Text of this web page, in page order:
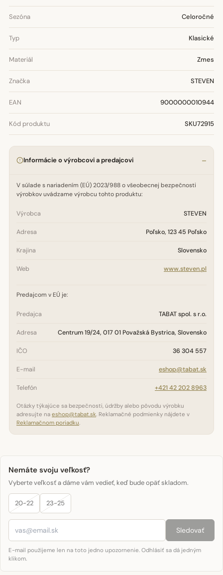
Sezóna Celoročné
Typ Klasické
Materiál Zmes
Značka STEVEN
EAN 9000000010944
Kód produktu SKU72915
Informácie o výrobcovi a predajcovi
V súlade s nariadením (EÚ) 2023/988 o všeobecnej bezpečnosti
výrobkov uvádzame výrobcu tohto produktu:
Výrobca STEVEN
Adresa Poľsko, 123 45 Poľsko
Krajina Slovensko
Web www.steven.pl
Predajcom v EÚ je:
Predajca TABAT spol. s r.o.
Adresa Centrum 19/24, 017 01 Považská Bystrica, Slovensko
IČO 36 304 557
E-mail eshop@tabat.sk
Telefón +421 42 202 8963
Otázky týkajúce sa bezpečnosti, údržby alebo pôvodu výrobku
adresujte na eshop@tabat.sk. Reklamačné podmienky nájdete v
Reklamačnom poriadku.
Nemáte svoju veľkosť?
Vyberte veľkosť a dáme vám vedieť, keď bude opäť skladom.
20-22 23-25
Sledovať
E-mail použijeme len na toto jedno upozornenie. Odhlásiť sa dá jedným
klikom.